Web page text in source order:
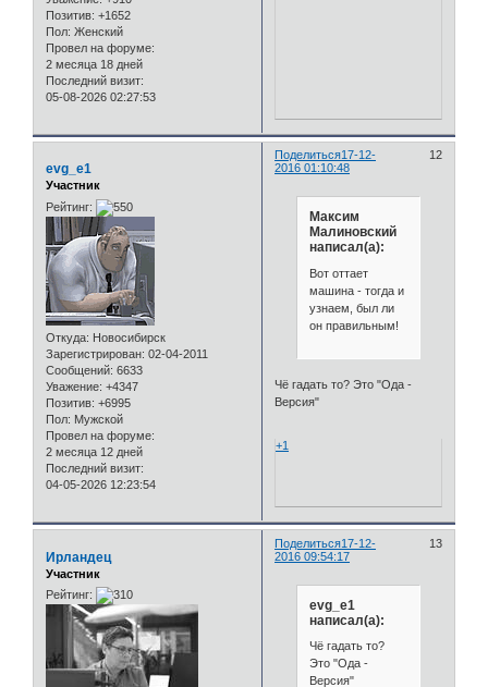
Позитив: +1652
Пол: Женский
Провел на форуме:
2 месяца 18 дней
Последний визит:
05-08-2026 02:27:53
Поделиться 12
17-12-
2016 01:10:48
evg_e1
Участник
Рейтинг:
Откуда: Новосибирск
Зарегистрирован: 02-04-2011
Сообщений: 6633
Уважение: +4347
Позитив: +6995
Пол: Мужской
Провел на форуме:
2 месяца 12 дней
Последний визит:
04-05-2026 12:23:54
Максим
Малиновский
написал(а):
Вот оттает
машина - тогда и
узнаем, был ли
он правильным!
Чё гадать то? Это "Ода -
Версия"
+1
Поделиться 13
17-12-
2016 09:54:17
Ирландец
Участник
Рейтинг:
evg_e1
написал(а):
Чё гадать то?
Это "Ода -
Версия"